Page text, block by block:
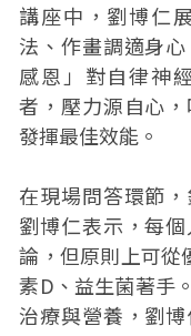
講座中，劉博仁
法、作畫調適身
感恩」對自律神
者，壓力源自心
發揮最佳效能。
在現場問答環節
劉博仁表示，每
論，但原則上可從
素D、益生菌著手
治療與營養，劉